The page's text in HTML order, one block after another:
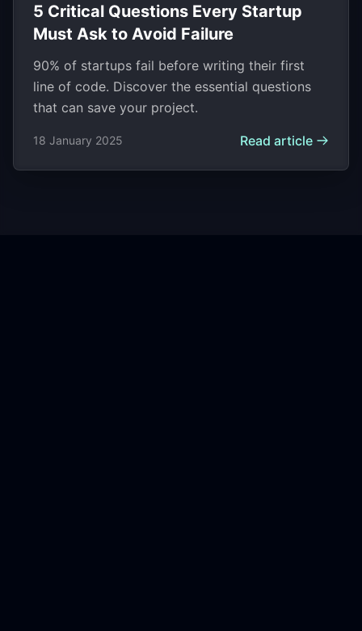
5 Critical Questions Every Startup
Must Ask to Avoid Failure
90% of startups fail before writing their first
line of code. Discover the essential questions
that can save your project.
18 January 2025 Read article